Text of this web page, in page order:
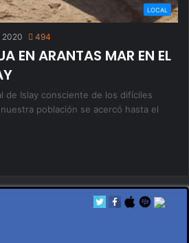
LOCAL
2020 494
EN ARANTAS MAR EN EL
de Islay consciente de los difíciles
población se acercó hasta el